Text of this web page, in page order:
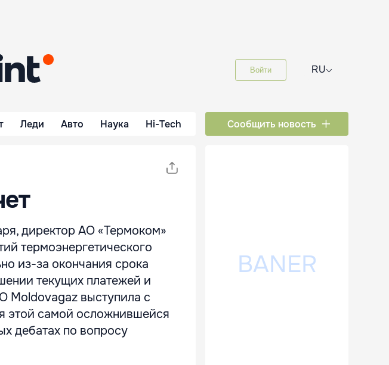
Войти RU⌵
Леди Авто Наука Hi-Tech Сообщить новость
директор АО «Термоком»
термоэнергетического
из-за окончания срока
текущих платежей и
Moldovagaz выступила с
этой самой осложнившейся
дебатах по вопросу